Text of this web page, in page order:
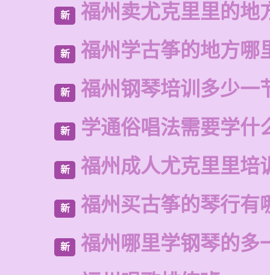
新 福州卖尤克里里的地
新 福州学古筝的地方哪
新 福州钢琴培训多少一
新 学通俗唱法需要学什
新 福州成人尤克里里培
新 福州买古筝的琴行有
新
福州哪里学钢琴的多